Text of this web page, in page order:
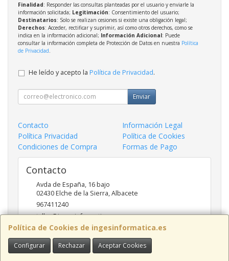
Política de Cookies de ingesinformatica.es
Configurar Rechazar Aceptar Cookies
Finalidad: Responder las consultas planteadas por el usuario y enviarle la
información solicitada; Legitimación: Consentimiento del usuario;
Destinatarios: Solo se realizan cesiones si existe una obligación legal;
Derechos: Acceder, rectificar y suprimir, así como otros derechos, como se
indica en la información adicional; Información Adicional: Puede
consultar la información completa de Protección de Datos en nuestra Política
de Privacidad.
He leído y acepto la Política de Privacidad.
Enviar
Contacto
Información Legal
Política Privacidad
Política de Cookies
Condiciones de Compra
Formas de Pago
Contacto
Avda de España, 16 bajo
02430Elche de la Sierra,Albacete
967411240
taller@ingesinformatica.es
Horario